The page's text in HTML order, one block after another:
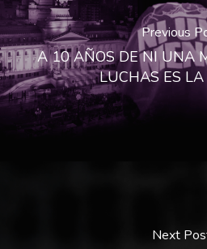
Previous
A 10 AÑOS DE NI UNA
LUCHAS ES LA
Next